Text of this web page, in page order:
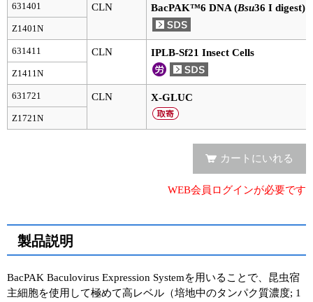
遺伝子検査ガイド（食品・水質・家畜他）
NGSポータルサイト
幹細胞・再生医療研究ガイド
クローニング実験ガイド
アプリケーションノート
ユーザーズボイス集
631401 CLN BacPAK™6 DNA (Bsu36 I digest)
Z1401N
631411 CLN IPLB-Sf21 Insect Cells
Z1411N
631721 CLN X-GLUC
Z1721N
カートにいれる
WEB会員ログインが必要です
製品説明
BacPAK Baculovirus Expression Systemを用いることで、昆虫宿
主細胞を使用して極めて高レベル（培地中のタンパク質濃度; 1